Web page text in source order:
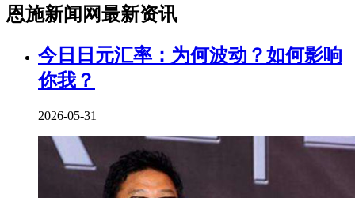
恩施新闻网最新资讯
今日日元汇率：为何波动？如何影响
你我？
2026-05-31